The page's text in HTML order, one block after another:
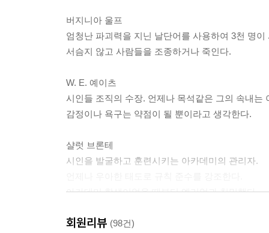
에밀리는 매슬로의 욕구 단계 이론을 배웠다. 사
있다는 이론이었다. 에밀리는 지식을 추구하는 사
들의 욕구에 대한 영향력을 [규범적 사회 영향력]
「난 이게 좀 더 멋질 줄 알았어요.」 에밀리가 엘
목을 가르쳤다. 건물 앞에 엘리엇의 차가 주차되
리엇뿐이었기 때문이다. 「난 이게 마법 같을 거라
가 여기 있는 것은 엘리엇의 잘못이었기 때문이다
「언제 마법 같아지는데요?」
「단어들은 단순히 소리나 모양이 아니야. 그것들
버지니아 울프
엄청난 파괴력을 지닌 날단어를 사용하여 3천 명
서슴지 않고 사람들을 조종하거나 죽인다.
W. E. 예이츠
시인들 조직의 수장. 언제나 목석같은 그의 속내는
감정이나 욕구는 약점이 될 뿐이라고 생각한다.
샬럿 브론테
시인을 발굴하고 훈련시키는 아카데미의 관리자.
아카데미 학생이었을 때부터 엘리엇과 친밀했다.
T. S. 엘리엇
회원리뷰 (98건)